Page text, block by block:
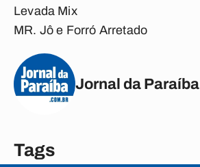
Levada Mix
MR. Jô e Forró Arretado
Jornal da Paraíba
Tags